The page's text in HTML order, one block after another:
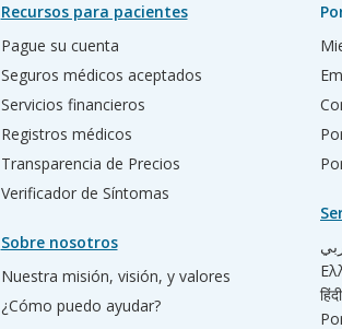
Recursos para pacientes
Pague su cuenta
Seguros médicos aceptados
Servicios financieros
Registros médicos
Transparencia de Precios
Verificador de Síntomas
Sobre nosotros
Nuestra misión, visión, y valores
¿Cómo puedo ayudar?